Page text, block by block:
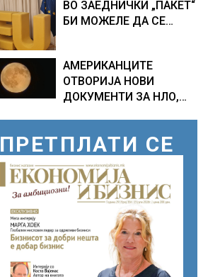
ПРОГНОЗИ ЗА
СРЕДИНАТА НА АВГУСТ
ВО ЗАЕДНИЧКИ „ПАКЕТ“
БИ МОЖЕЛЕ ДА СЕ
АМЕРИКАНЦИТЕ
ОТВОРИЈА НОВИ
ДОКУМЕНТИ ЗА НЛО,
снимки за „Големи
темни триаголници со
светла“
ПРЕТПЛАТИ СЕ